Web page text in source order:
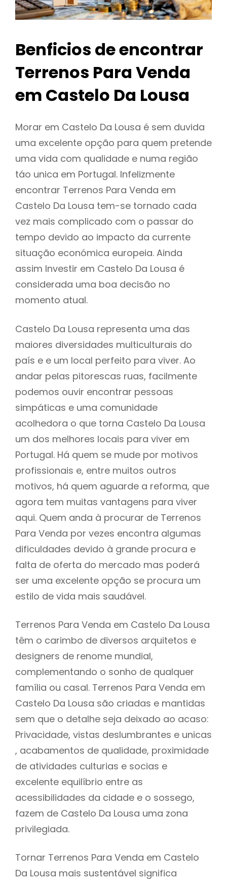
Benficios de encontrar
Terrenos Para Venda
em Castelo Da Lousa
Morar em Castelo Da Lousa é sem duvida
uma excelente opção para quem pretende
uma vida com qualidade e numa região
táo unica em Portugal. Infelizmente
encontrar Terrenos Para Venda em
Castelo Da Lousa tem-se tornado cada
vez mais complicado com o passar do
tempo devido ao impacto da currente
situação económica europeia. Ainda
assim Investir em Castelo Da Lousa é
considerada uma boa decisão no
momento atual.
Castelo Da Lousa representa uma das
maiores diversidades multiculturais do
país e e um local perfeito para viver. Ao
andar pelas pitorescas ruas, facilmente
podemos ouvir encontrar pessoas
simpáticas e uma comunidade
acolhedora o que torna Castelo Da Lousa
um dos melhores locais para viver em
Portugal. Há quem se mude por motivos
profissionais e, entre muitos outros
motivos, há quem aguarde a reforma, que
agora tem muitas vantagens para viver
aqui. Quem anda à procurar de Terrenos
Para Venda por vezes encontra algumas
dificuldades devido à grande procura e
falta de oferta do mercado mas poderá
ser uma excelente opção se procura um
estilo de vida mais saudável.
Terrenos Para Venda em Castelo Da Lousa
têm o carimbo de diversos arquitetos e
designers de renome mundial,
complementando o sonho de qualquer
família ou casal. Terrenos Para Venda em
Castelo Da Lousa são criadas e mantidas
sem que o detalhe seja deixado ao acaso:
Privacidade, vistas deslumbrantes e unicas
, acabamentos de qualidade, proximidade
de atividades culturias e socias e
excelente equilíbrio entre as
acessibilidades da cidade e o sossego,
fazem de Castelo Da Lousa uma zona
privilegiada.
Tornar Terrenos Para Venda em Castelo
Da Lousa mais sustentável significa